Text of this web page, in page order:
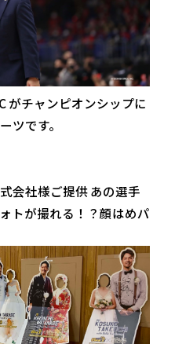
がチャンピオンシップに
ツです。
会社様ご提供 あの選手
トが撮れる！？顔はめパ